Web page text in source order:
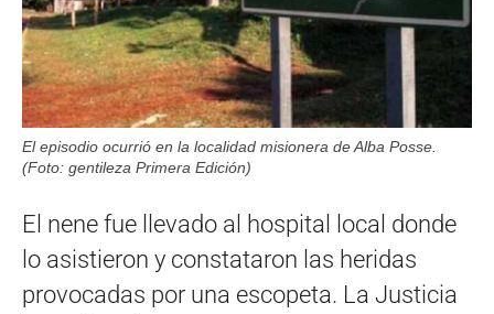
El episodio ocurrió en la localidad misionera de Alba Posse.
(Foto: gentileza Primera Edición)
El nene fue llevado al hospital local donde
lo asistieron y constataron las heridas
provocadas por una escopeta. La Justicia